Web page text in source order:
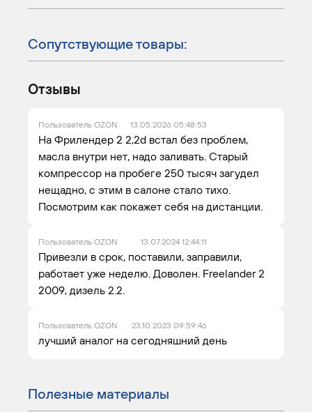
Сопутствующие товары:
Отзывы
Пользователь OZON 13.05.2026 05:48:53
На Фрилендер 2 2,2d встал без проблем,
масла внутри нет, надо заливать. Старый
компрессор на пробеге 250 тысяч загудел
нещадно, с этим в салоне стало тихо.
Посмотрим как покажет себя на дистанции.
Пользователь OZON 13.07.2024 12:44:11
Привезли в срок, поставили, заправили,
работает уже неделю. Доволен. Freelander 2
2009, дизель 2.2.
Пользователь OZON 23.10.2023 09:59:46
лучший аналог на сегодняшний день
Полезные материалы